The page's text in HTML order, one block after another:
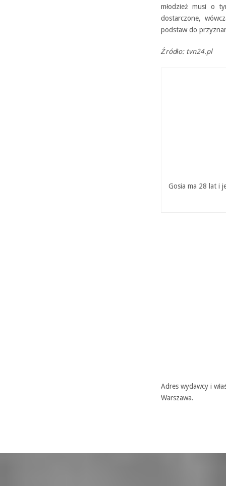
młodzież musi o
dostarczone,
podstaw do
Źródło: tvn24.pl
Gosia ma 28 lat i
Adres wydawcy i
Warszawa.